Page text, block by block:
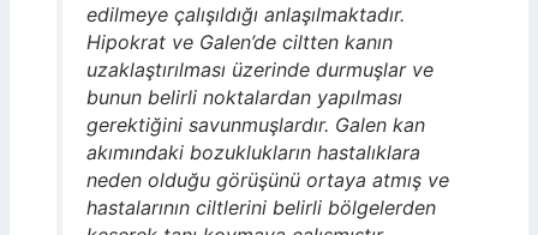
edilmeye çalışıldığı anlaşılmaktadır.
Hipokrat ve Galen’de ciltten kanın
uzaklaştırılması üzerinde durmuşlar ve
bunun belirli noktalardan yapılması
gerektiğini savunmuşlardır. Galen kan
akımındaki bozuklukların hastalıklara
neden olduğu görüşünü ortaya atmış ve
hastalarının ciltlerini belirli bölgelerden